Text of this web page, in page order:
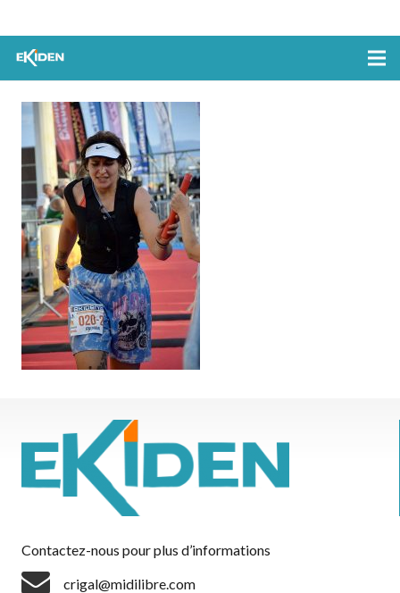
Contactez-nous pour plus d’informations
crigal@midilibre.com